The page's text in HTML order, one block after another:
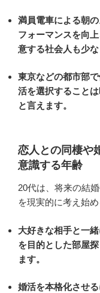
満員電車による朝
フォーマンスを向
意する社会人も少な
東京などの都市部
活を選択すること
と言えます。
恋人との同棲や
意識する年齢
20代は、将来の結
を現実的に考え始
大好きな相手と一
を目的とした部屋
ます。
婚活を本格化させ